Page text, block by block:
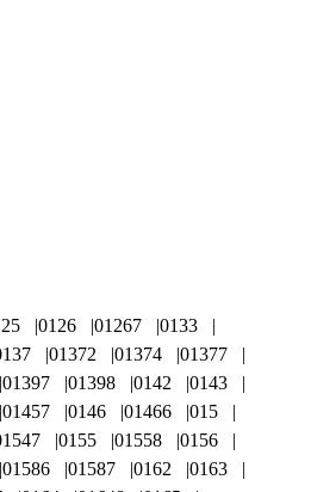
0126 01267
0133
01372 01374
01377
01397 01398 0142
0143
01457 0146 01466
015
0155 01558
0156
01586 01587 0162
0163